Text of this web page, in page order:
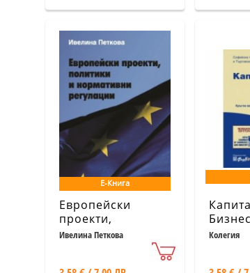
Е-Книга
Европейски
проекти,
политики и
Ивелина Петкова Колегия